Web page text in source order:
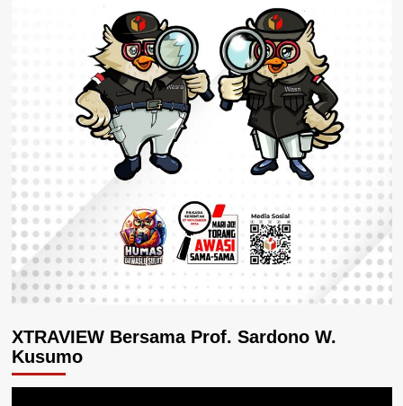
XTRAVIEW Bersama Prof. Sardono W.
Kusumo